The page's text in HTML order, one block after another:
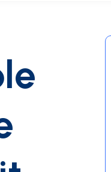
Application
Circuit de
Logiciel de
Dépenses